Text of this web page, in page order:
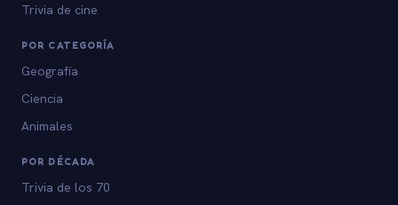
Trivia de cine
POR CATEGORÍA
Geografía
Ciencia
Animales
POR DÉCADA
Trivia de los 70